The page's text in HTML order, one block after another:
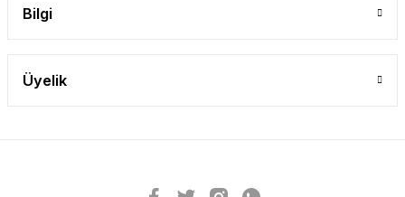
Bilgi
Üyelik